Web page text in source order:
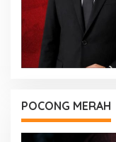
POCONG MERAH